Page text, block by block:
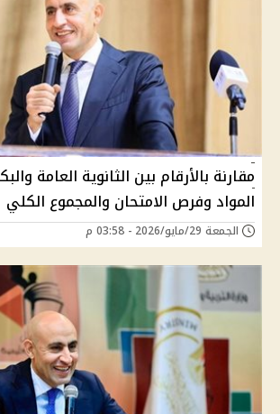
مقارنة بالأرقام بين الثانوية العامة
المواد وفرص الامتحان والمجموع الكلي
الجمعة 29/مايو/2026 - 03:58 م